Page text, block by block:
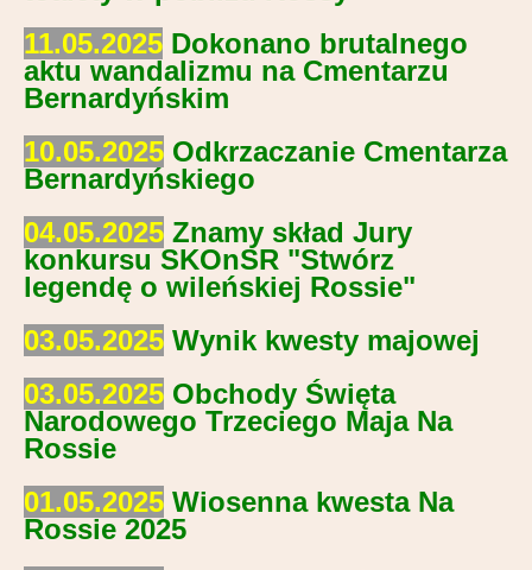
11.05.2025 Dokonano brutalnego
aktu wandalizmu na Cmentarzu
Bernardyńskim
10.05.2025 Odkrzaczanie Cmentarza
Bernardyńskiego
04.05.2025 Znamy skład Jury
konkursu SKOnSR "Stwórz
legendę o wileńskiej Rossie"
03.05.2025 Wynik kwesty majowej
03.05.2025 Obchody Święta
Narodowego Trzeciego Maja Na
Rossie
01.05.2025 Wiosenna kwesta Na
Rossie 2025